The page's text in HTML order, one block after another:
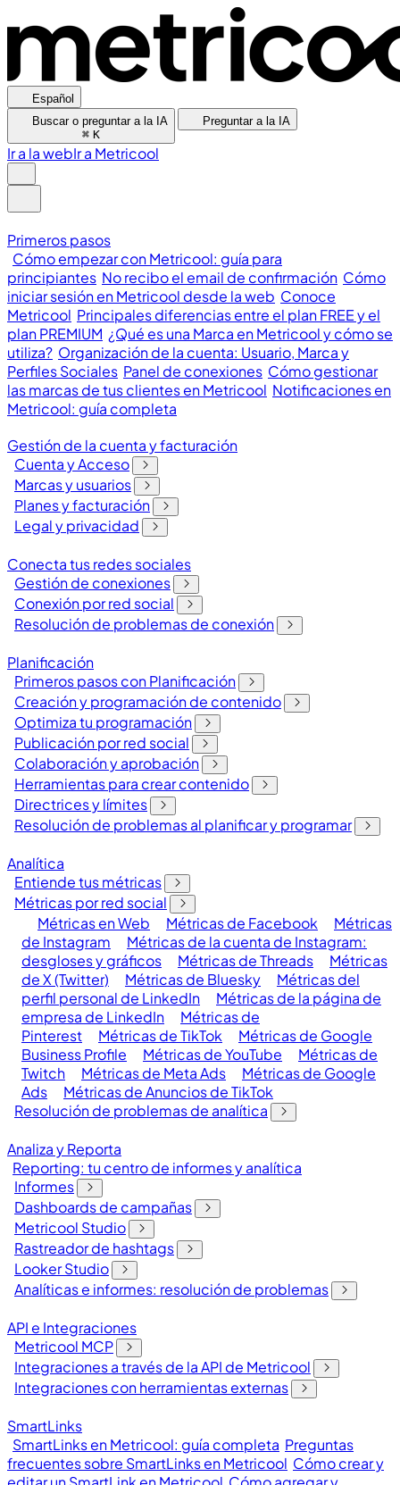
Español
Buscar o preguntar a la IA
⌘ K
Preguntar a la IA
Ir a la webIr a Metricool
Primeros pasos
Cómo empezar con Metricool: guía para
principiantes No recibo el email de confirmación Cómo
iniciar sesión en Metricool desde la web Conoce
Metricool Principales diferencias entre el plan FREE y el
plan PREMIUM ¿Qué es una Marca en Metricool y cómo se
utiliza? Organización de la cuenta: Usuario, Marca y
Perfiles Sociales Panel de conexiones Cómo gestionar
las marcas de tus clientes en Metricool Notificaciones en
Metricool: guía completa
Gestión de la cuenta y facturación
Cuenta y Acceso
Marcas y usuarios
Planes y facturación
Legal y privacidad
Conecta tus redes sociales
Gestión de conexiones
Conexión por red social
Resolución de problemas de conexión
Planificación
Primeros pasos con Planificación
Creación y programación de contenido
Optimiza tu programación
Publicación por red social
Colaboración y aprobación
Herramientas para crear contenido
Directrices y límites
Resolución de problemas al planificar y programar
Analítica
Entiende tus métricas
Métricas por red social
Métricas en Web
Métricas de Facebook
Métricas
de Instagram
Métricas de la cuenta de Instagram:
desgloses y gráficos
Métricas de Threads
Métricas
de X (Twitter)
Métricas de Bluesky
Métricas del
perfil personal de LinkedIn
Métricas de la página de
empresa de LinkedIn
Métricas de
Pinterest
Métricas de TikTok
Métricas de Google
Business Profile
Métricas de YouTube
Métricas de
Twitch
Métricas de Meta Ads
Métricas de Google
Ads
Métricas de Anuncios de TikTok
Resolución de problemas de analítica
Analiza y Reporta
Reporting: tu centro de informes y analítica
Informes
Dashboards de campañas
Metricool Studio
Rastreador de hashtags
Looker Studio
Analíticas e informes: resolución de problemas
API e Integraciones
Metricool MCP
Integraciones a través de la API de Metricool
Integraciones con herramientas externas
SmartLinks
SmartLinks en Metricool: guía completa Preguntas
frecuentes sobre SmartLinks en Metricool Cómo crear y